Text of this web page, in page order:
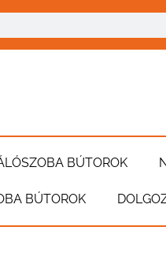
BÚTOROK
BÚTOROK